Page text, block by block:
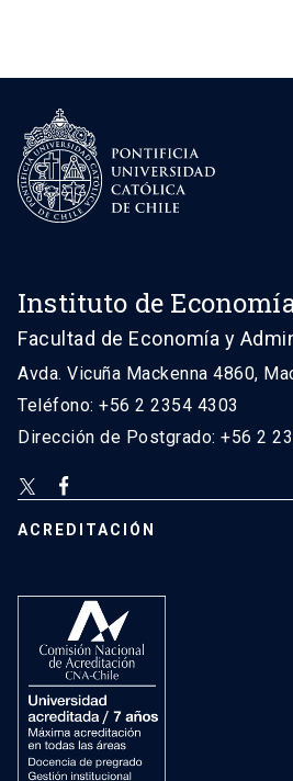
Instituto de
Facultad de Economía y
Avda. Vicuña Mackenna 4860,
Teléfono: +56 2 2354 4303
Dirección de Postgrado: +56 2
ACREDITACIÓN